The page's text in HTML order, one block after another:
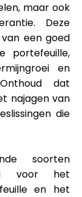
maar ook
Deze
een goed
portefeuille,
en
dat
najagen van
die
soorten
voor het
en het